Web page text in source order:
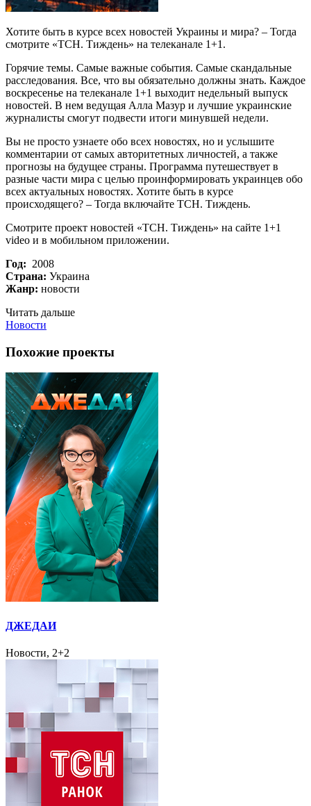
Хотите быть в курсе всех новостей Украины и мира? – Тогда
смотрите «ТСН. Тиждень» на телеканале 1+1.
Горячие темы. Самые важные события. Самые скандальные
расследования. Все, что вы обязательно должны знать. Каждое
воскресенье на телеканале 1+1 выходит недельный выпуск
новостей. В нем ведущая Алла Мазур и лучшие украинские
журналисты смогут подвести итоги минувшей недели.
Вы не просто узнаете обо всех новостях, но и услышите
комментарии от самых авторитетных личностей, а также
прогнозы на будущее страны. Программа путешествует в
разные части мира с целью проинформировать украинцев обо
всех актуальных новостях. Хотите быть в курсе
происходящего? – Тогда включайте ТСН. Тиждень.
Смотрите проект новостей «ТСН. Тиждень» на сайте 1+1
video и в мобильном приложении.
Год: 2008
Страна: Украина
Жанр: новости
Читать дальше
Новости
Похожие проекты
ДЖЕДАИ
Новости, 2+2